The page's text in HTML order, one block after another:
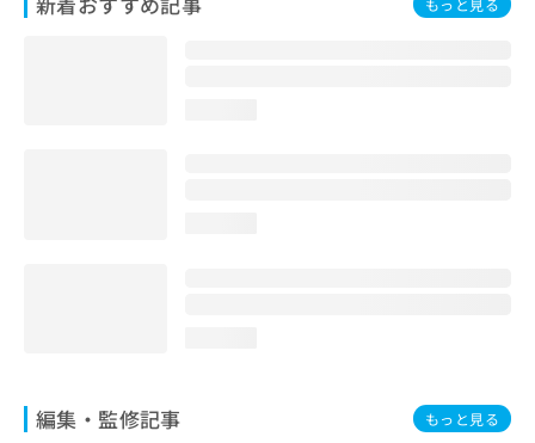
もっと見る
編集・監修記事 もっと見る
お